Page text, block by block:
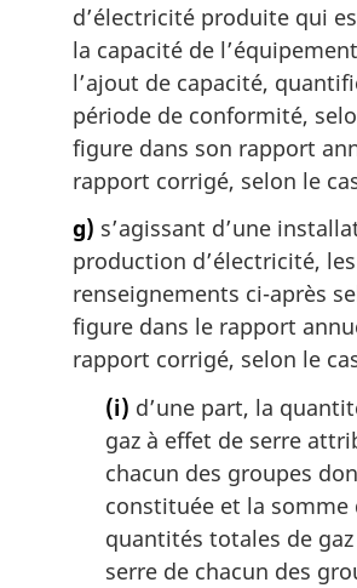
d’électricité produite qui
la capacité de
l’ajout de capacité,
période de conformité,
figure dans son rapport
rapport corrigé, selon le
g) s’agissant d’une
production d’électricité, les
renseignements ci-après
figure dans le rapport
rapport corrigé, selon le
(i) d’une part, la
gaz à effet de serre
chacun des groupes
constituée et la somme
quantités totales de
serre de chacun des